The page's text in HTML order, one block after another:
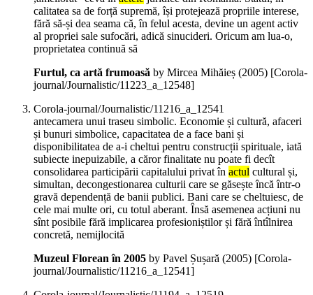
calitatea sa de forță supremă, își protejează propriile interese,
fără să-și dea seama că, în felul acesta, devine un agent activ
al propriei sale sufocări, adică sinucideri. Oricum am lua-o,
proprietatea continuă să
Furtul, ca artă frumoasă by Mircea Mihăieș (2005) [Corola-
journal/Journalistic/11223_a_12548]
Corola-journal/Journalistic/11216_a_12541
antecamera unui traseu simbolic. Economie și cultură, afaceri
și bunuri simbolice, capacitatea de a face bani și
disponibilitatea de a-i cheltui pentru construcții spirituale, iată
subiecte inepuizabile, a căror finalitate nu poate fi decît
consolidarea participării capitalului privat în actul cultural și,
simultan, decongestionarea culturii care se găsește încă într-o
gravă dependență de banii publici. Bani care se cheltuiesc, de
cele mai multe ori, cu totul aberant. Însă asemenea acțiuni nu
sînt posibile fără implicarea profesioniștilor și fără întîlnirea
concretă, nemijlocită
Muzeul Florean în 2005 by Pavel Șușară (2005) [Corola-
journal/Journalistic/11216_a_12541]